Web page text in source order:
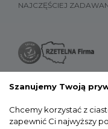
NAJCZĘŚCIEJ
Szanujemy Twoją
Chcemy korzystać z
zapewnić Ci najwyższy